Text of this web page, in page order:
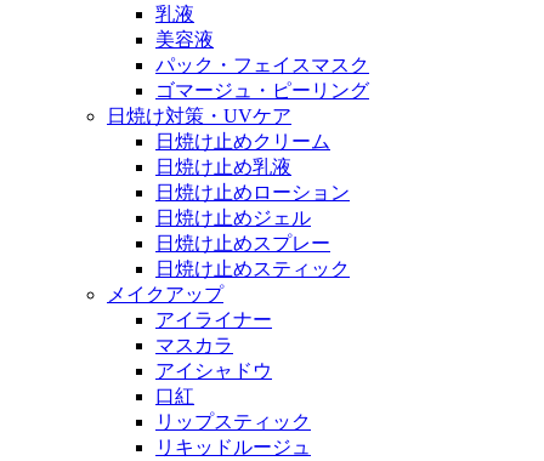
乳液
美容液
パック・フェイスマスク
ゴマージュ・ピーリング
日焼け対策・UVケア
日焼け止めクリーム
日焼け止め乳液
日焼け止めローション
日焼け止めジェル
日焼け止めスプレー
日焼け止めスティック
メイクアップ
アイライナー
マスカラ
アイシャドウ
口紅
リップスティック
リキッドルージュ